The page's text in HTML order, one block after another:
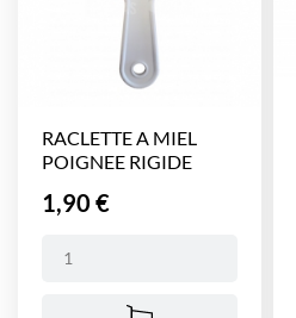
RACLETTE A MIEL
POIGNEE RIGIDE
Prix
1,90 €